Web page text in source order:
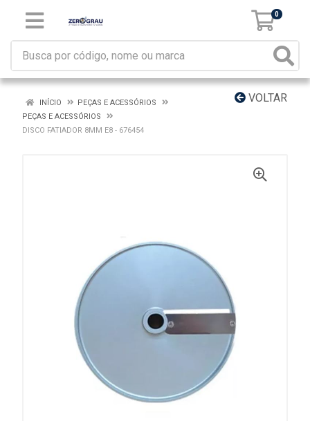
0
VOLTAR
INÍCIO
PEÇAS E ACESSÓRIOS
PEÇAS E ACESSÓRIOS
DISCO FATIADOR 8MM E8 - 676454